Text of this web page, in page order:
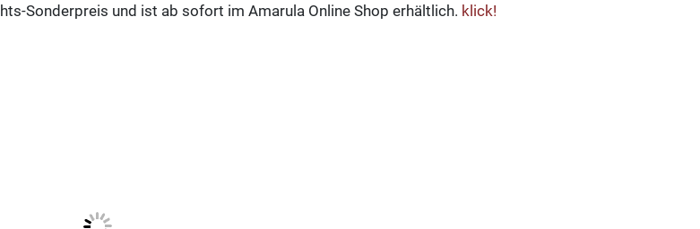
Sonderpreis und ist ab sofort im Amarula Online Shop erhältlich. klick!